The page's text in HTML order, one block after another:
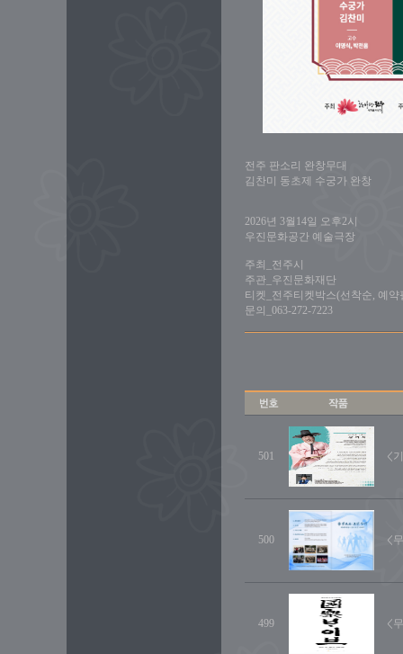
전주 판소리 완창무대
김찬미 동초제 수궁가 완창
2026년 3월14일 오후2시
우진문화공간 예술극장
주최_전주시
주관_우진문화재단
티켓_전주티켓박스(선착순, 예약
문의_063-272-7223
501 <
500 <
499 <